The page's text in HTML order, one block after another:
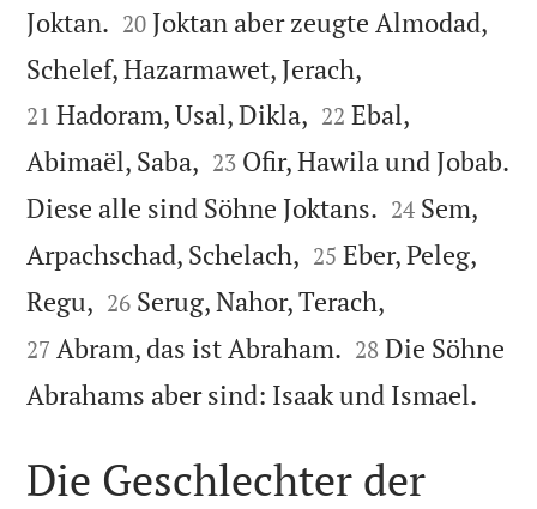
Joktan. 

20 Joktan aber zeugte Almodad,
Schelef, Hazarmawet, Jerach,
21 Hadoram, Usal, Dikla, 

22 Ebal,
Abimaël, Saba, 

23 Ofir, Hawila und Jobab.
Diese alle sind Söhne Joktans. 

24 Sem,
Arpachschad, Schelach, 

25 Eber, Peleg,
Regu, 

26 Serug, Nahor, Terach,
27 Abram, das ist Abraham. 

28 Die Söhne
Abrahams aber sind: Isaak und Ismael.
Die Geschlechter der